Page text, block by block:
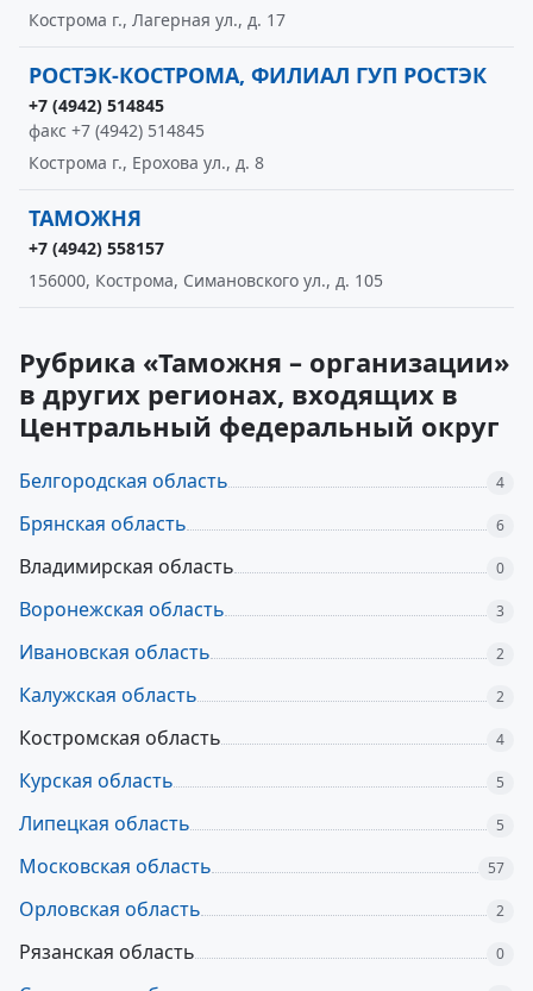
Кострома г., Лагерная ул., д. 17
РОСТЭК-КОСТРОМА, ФИЛИАЛ ГУП РОСТЭК
+7 (4942) 514845
факс +7 (4942) 514845
Кострома г., Ерохова ул., д. 8
ТАМОЖНЯ
+7 (4942) 558157
156000, Кострома, Симановского ул., д. 105
Рубрика «Таможня – организации»
в других регионах, входящих в
Центральный федеральный округ
Белгородская область 4
Брянская область 6
Владимирская область 0
Воронежская область 3
Ивановская область 2
Калужская область 2
Костромская область 4
Курская область 5
Липецкая область 5
Московская область 57
Орловская область 2
Рязанская область 0